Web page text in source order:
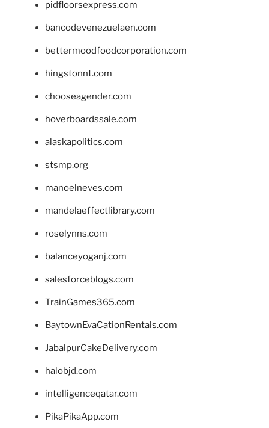
pidfloorsexpress.com
bancodevenezuelaen.com
bettermoodfoodcorporation.com
hingstonnt.com
chooseagender.com
hoverboardssale.com
alaskapolitics.com
stsmp.org
manoelneves.com
mandelaeffectlibrary.com
roselynns.com
balanceyoganj.com
salesforceblogs.com
TrainGames365.com
BaytownEvaCationRentals.com
JabalpurCakeDelivery.com
halobjd.com
intelligenceqatar.com
PikaPikaApp.com